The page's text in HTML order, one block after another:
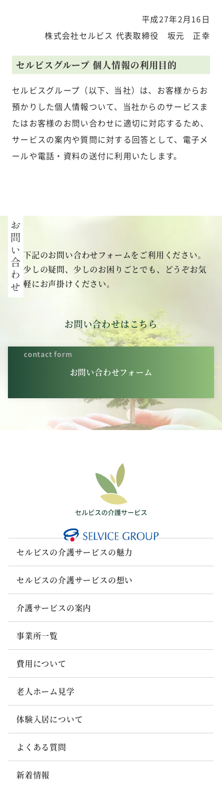
平成27年2月16日
株式会社セルビス 代表取締役 坂元 正幸
セルビスグループ 個人情報の利用目的
セルビスグループ（以下、当社）は、お客様からお
預かりした個人情報ついて、当社からのサービスま
たはお客様のお問い合わせに適切に対応するため、
サービスの案内や質問に対する回答として、電子メ
ールや電話・資料の送付に利用いたします。
下記のお問い合わせフォームをご利用ください。
少しの疑問、少しのお困りごとでも、どうぞお気
軽にお声掛けください。
お問い合わせはこちら
contact form
お問い合わせフォーム
セルビスの介護サービスの魅力
セルビスの介護サービスの想い
介護サービスの案内
事業所一覧
費用について
老人ホーム見学
体験入居について
よくある質問
新着情報